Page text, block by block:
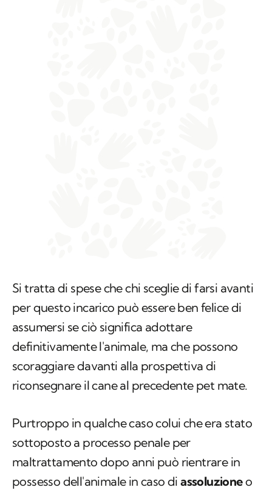
Si tratta di spese che chi sceglie di farsi avanti
per questo incarico può essere ben felice di
assumersi se ciò significa adottare
definitivamente l'animale, ma che possono
scoraggiare davanti alla prospettiva di
riconsegnare il cane al precedente pet mate.
Purtroppo in qualche caso colui che era stato
sottoposto a processo penale per
maltrattamento dopo anni può rientrare in
possesso dell'animale in caso diassoluzioneo